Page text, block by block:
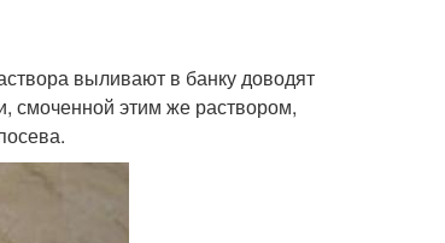
выливают в банку доводят
смоченной этим же раствором,